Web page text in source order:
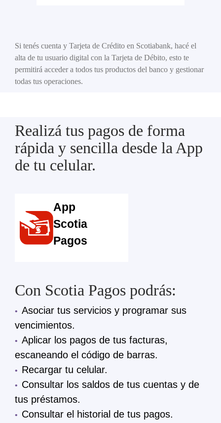
Si tenés cuenta y Tarjeta de Crédito en Scotiabank, hacé el
alta de tu usuario digital con la Tarjeta de Débito, esto te
permitirá acceder a todos tus productos del banco y gestionar
todas tus operaciones.
Realizá tus pagos de forma
rápida y sencilla desde la App
de tu celular.
App
Scotia
Pagos
Con Scotia Pagos podrás:
Asociar tus servicios y programar sus
vencimientos.
Aplicar los pagos de tus facturas,
escaneando el código de barras.
Recargar tu celular.
Consultar los saldos de tus cuentas y de
tus préstamos.
Consultar el historial de tus pagos.